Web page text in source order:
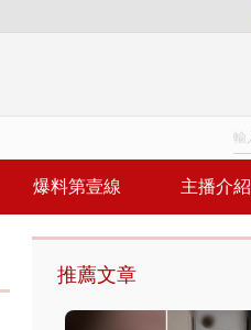
爆料第壹線 主播介紹
推薦文章